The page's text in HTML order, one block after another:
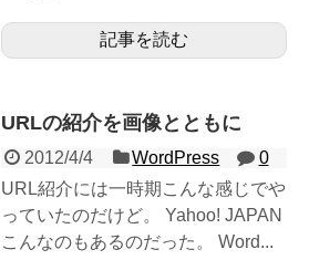
記事を読む
URLの紹介を画像とともに
2012/4/4 WordPress
0
URL紹介には一時期こんな感じでや
っていたのだけど。 Yahoo! JAPAN
こんなのもあるのだった。 Word...